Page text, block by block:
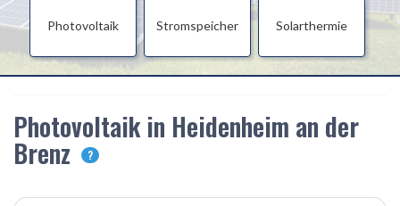
Photovoltaik Stromspeicher Solarthermie
Photovoltaik in Heidenheim an der
Brenz ?